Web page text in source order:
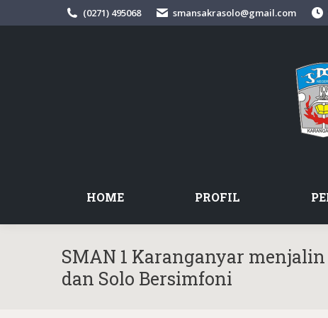
(0271) 495068 smansakrasolo@gmail.com
HOME PROFIL
SMAN 1 Karanganyar
dan Solo Bersimfoni